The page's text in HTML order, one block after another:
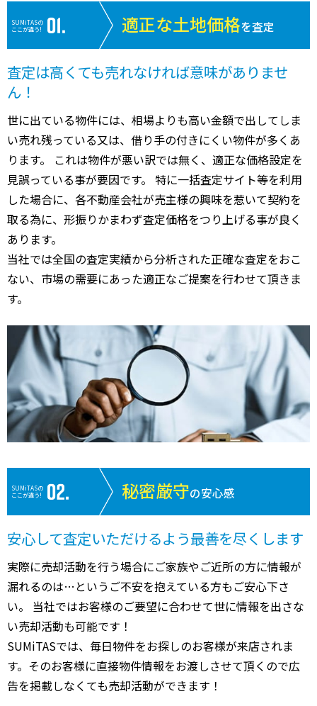
SUMiTASの
ここが違う!
適正な土地価格を査定
査定は高くても売れなければ意味がありませ
ん！
世に出ている物件には、相場よりも高い金額で出してしま
い売れ残っている又は、借り手の付きにくい物件が多くあ
ります。 これは物件が悪い訳では無く、適正な価格設定を
見誤っている事が要因です。 特に一括査定サイト等を利用
した場合に、各不動産会社が売主様の興味を惹いて契約を
取る為に、形振りかまわず査定価格をつり上げる事が良く
あります。
当社では全国の査定実績から分析された正確な査定をおこ
ない、市場の需要にあった適正なご提案を行わせて頂きま
す。
SUMiTASの
ここが違う!
秘密厳守の安心感
安心して査定いただけるよう最善を尽くします
実際に売却活動を行う場合にご家族やご近所の方に情報が
漏れるのは…というご不安を抱えている方もご安心下さ
い。 当社ではお客様のご要望に合わせて世に情報を出さな
い売却活動も可能です！
SUMiTASでは、毎日物件をお探しのお客様が来店されま
す。そのお客様に直接物件情報をお渡しさせて頂くので広
告を掲載しなくても売却活動ができます！